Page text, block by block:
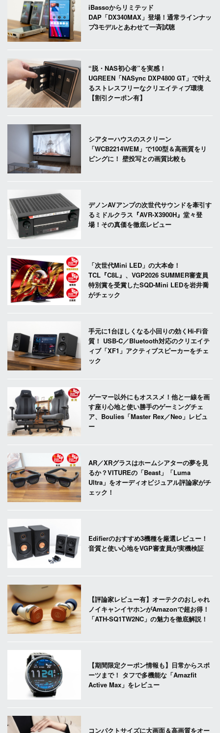
iBassoからリミテッド
DAP「DX340MAX」登場！通常ラインナッ
プ3モデルとあわせて一斉試聴
“脱・NAS初心者”を実感！
UGREEN「NASync DXP4800 GT」で叶え
るストレスフリーなクリエイティブ環境
【割引クーポン有】
シアターハウスのスクリーン
「WCB2214WEM」で100型＆高画質をリ
ビングに！ 壁投写との画質比較も
デノンAVアンプの次世代サウンドを牽引す
るミドルクラス『AVR-X3900H』堂々登
場！その真価を徹底レビュー
「次世代Mini LED」の大本命！
TCL『C8L』、VGP2026 SUMMER審査員
特別賞を受賞したSQD-Mini LEDを岩井喬
がチェック
手元に1台ほしくなる小回りの効くHi-Fi音
質！ USB-C／Bluetooth対応のクリエイテ
ィブ「XF1」アクティブスピーカーをチェ
ック
ゲーマー以外にもオススメ！他と一線を画
す座り心地と使い勝手のゲーミングチェ
ア、Boulies「Master Rex／Neo」レビュ
ー
AR／XRグラスはホームシアターの夢を見
るか？VITUREの「Beast」「Luma
Ultra」をオーディオビジュアル評論家がチ
ェック！
Edifierのおすすめ3機種を厳選レビュー！
音質と使い心地をVGP審査員が実機検証
【評論家レビュー有】オーテクのおしゃれ
ノイキャンイヤホンがAmazonで超お得！
「ATH-SQ1TW2NC」の魅力を徹底解説！
【期間限定クーポン情報も】日常からスポ
ーツまで！ タフで多機能な「Amazfit
Active Max」をレビュー
コンパクトサイズに大画面＆高画質をオー